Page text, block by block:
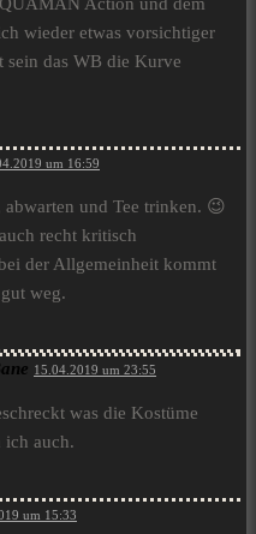
Action und dem
wieder etwas vorsichtiger
das WB die Kurve
um 16:59
abwarten und Tee trinken. 😉
recht kritisch
der Allgemeinheit kommt
weg.
15.04.2019 um 23:55
was die Kostüme
ich auch.
um 15:33